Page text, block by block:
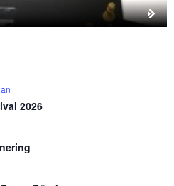
2026